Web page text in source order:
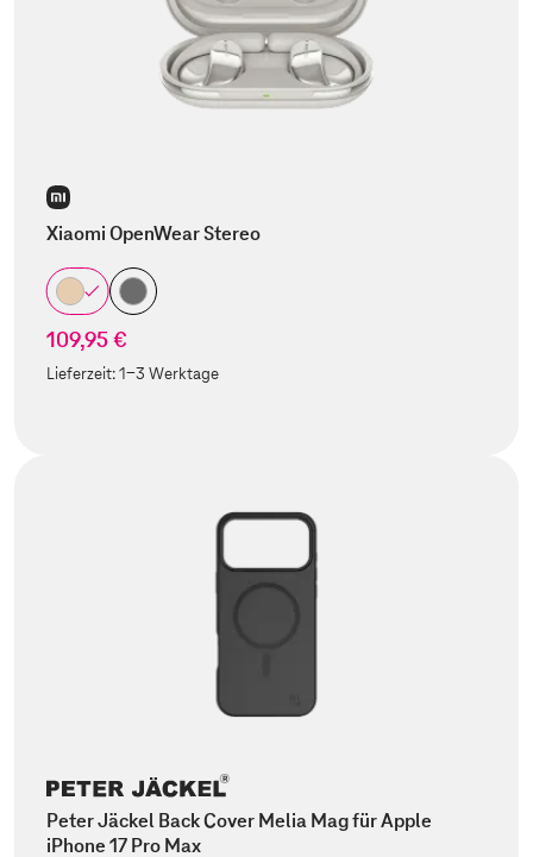
Xiaomi OpenWear Stereo
109,95 €
Lieferzeit:1-3 Werktage
Peter Jäckel Back Cover Melia Mag für Apple
iPhone 17 Pro Max